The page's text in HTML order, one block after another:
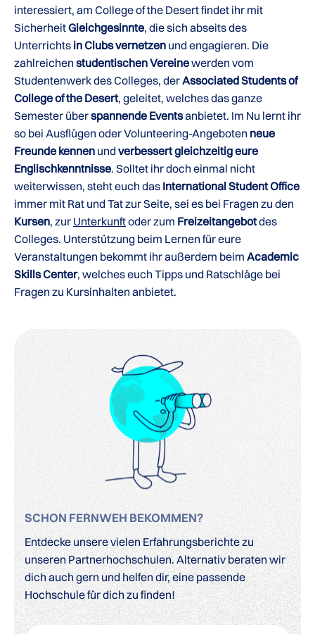
interessiert, am College of the Desert findet ihr mit
SicherheitGleichgesinnte, die sich abseits des
Unterrichts in Clubs vernetzen und engagieren. Die
zahlreichen studentischen Vereinewerden vom
Studentenwerk des Colleges, derAssociated Students of
College of the Desert, geleitet, welches das ganze
Semester überspannende Eventsanbietet. Im Nu lernt ihr
so bei Ausflügen oder Volunteering-Angeboten neue
Freunde kennen und verbessert gleichzeitig eure
Englischkenntnisse. Solltet ihr doch einmal nicht
weiterwissen, steht euch das International Student Office
immer mit Rat und Tat zur Seite, sei es bei Fragen zu den
Kursen, zur Unterkunftoder zum Freizeitangebotdes
Colleges. Unterstützung beim Lernen für eure
Veranstaltungen bekommt ihr außerdem beim Academic
Skills Center, welches euch Tipps und Ratschläge bei
Fragen zu Kursinhalten anbietet.
SCHON FERNWEH BEKOMMEN?
Entdecke unsere vielen Erfahrungsberichte zu
unseren Partnerhochschulen. Alternativ beraten wir
dich auch gern und helfen dir, eine passende
Hochschule für dich zu finden!